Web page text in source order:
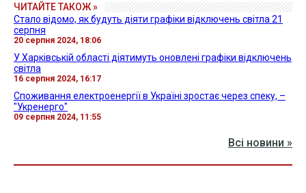
ЧИТАЙТЕ ТАКОЖ »
Стало відомо, як будуть діяти графіки відключень світла 21
серпня
20 серпня 2024, 18:06
У Харківській області діятимуть оновлені графіки відключень
світла
16 серпня 2024, 16:17
Споживання електроенергії в Україні зростає через спеку, –
"Укренерго"
09 серпня 2024, 11:55
Всі новини »